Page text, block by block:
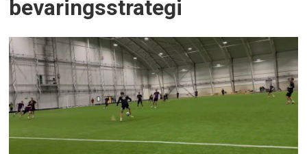
bevaringsstrategi